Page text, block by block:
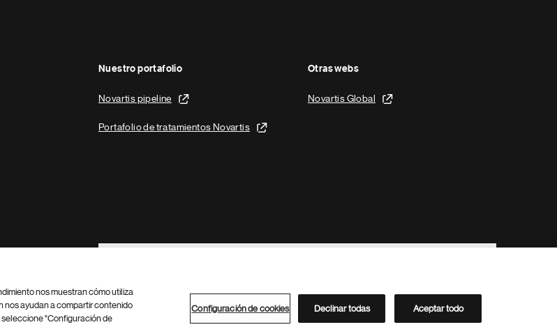
Nuestro portafolio
Novartis pipeline
Portafolio de tratamientos Novartis
Otras webs
Novartis Global
Footer Site Search
Directorio de Novartis
nos muestran cómo utiliza
nos ayudan a compartir contenido
seleccione "Configuración de
Configuración de cookies Declinar todas Aceptar todo